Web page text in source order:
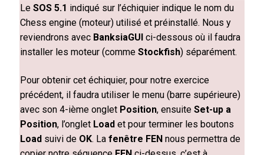
Le SOS 5.1 indiqué sur l’échiquier indique le nom du
Chess engine (moteur) utilisé et préinstallé. Nous y
reviendrons avec BanksiaGUI ci-dessous où il faudra
installer les moteur (comme Stockfish) séparément.
Pour obtenir cet échiquier, pour notre exercice
précédent, il faudra utiliser le menu (barre supérieure)
avec son 4-ième onglet Position, ensuite Set-up a
Position, l’onglet Load et pour terminer les boutons
Load suivi de OK. La fenêtre FEN nous permettra de